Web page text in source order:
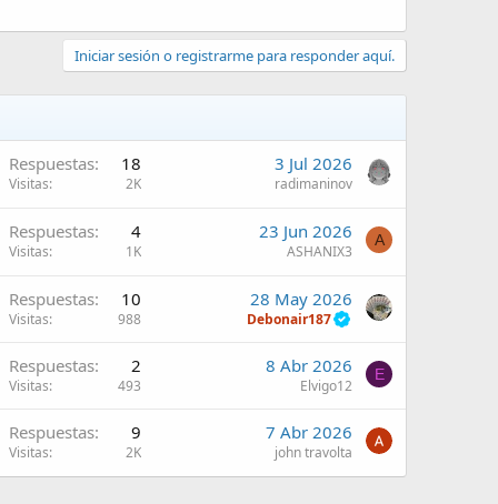
Iniciar sesión o registrarme para responder aquí.
Respuestas 18
Visitas 2K
3 Jul 2026
radimaninov
Respuestas 4
Visitas 1K
23 Jun 2026
ASHANIX3
A
Respuestas 10
Visitas 988
28 May 2026
Debonair187
Respuestas 2
Visitas 493
8 Abr 2026
Elvigo12
E
Respuestas 9
Visitas 2K
7 Abr 2026
john travolta